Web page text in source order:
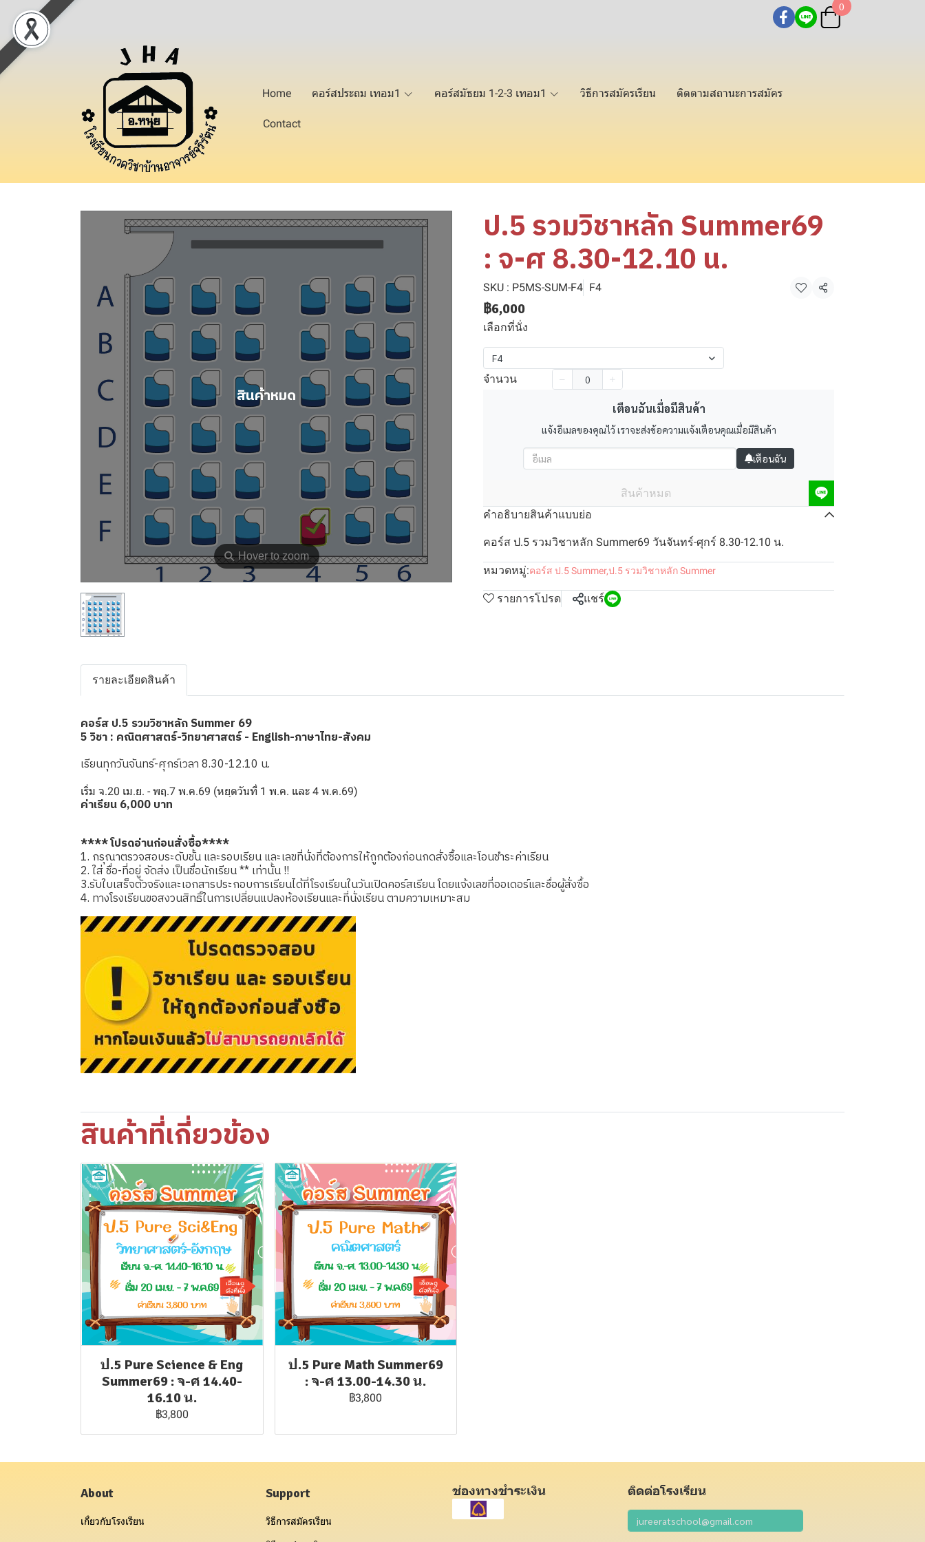
0
Home คอร์สประถม เทอม1 คอร์สมัธยม 1-2-3 เทอม1 วิธีการสมัครเรียน ติดตามสถานะการสมัคร
Contact
⚲Hover to zoom
สินค้าหมด
ป.5 รวมวิชาหลัก Summer69
: จ-ศ 8.30-12.10 น.
SKU : P5MS-SUM-F4 F4 แชร์
฿6,000
เลือกที่นั่ง
F4
จำนวน
เตือนฉันเมื่อมีสินค้า
แจ้งอีเมลของคุณไว้ เราจะส่งข้อความแจ้งเตือนคุณเมื่อมีสินค้า
เตือนฉัน
สินค้าหมด
คำอธิบายสินค้าแบบย่อ
คอร์ส ป.5 รวมวิชาหลัก Summer69 วันจันทร์-ศุกร์ 8.30-12.10 น.
หมวดหมู่:คอร์ส ป.5 Summer,ป.5 รวมวิชาหลัก Summer
รายการโปรด แชร์
รายละเอียดสินค้า
คอร์ส ป.5 รวมวิชาหลัก Summer 69
5 วิชา : คณิตศาสตร์-วิทยาศาสตร์ - English-ภาษาไทย-สังคม
เรียนทุกวันจันทร์-ศุกร์เวลา 8.30-12.10 น.
เริ่ม จ.20 เม.ย. - พฤ.7 พ.ค.69 (หยุดวันที่ 1 พ.ค. และ 4 พ.ค.69)
ค่าเรียน 6,000 บาท
**** โปรดอ่านก่อนสั่งซื้อ****
1. กรุณาตรวจสอบระดับชั้น และรอบเรียน และเลขที่นั่งที่ต้องการให้ถูกต้องก่อนกดสั่งซื้อและโอนชำระค่าเรียน
2. ใส่ ชื่อ-ที่อยู่ จัดส่ง เป็นชื่อนักเรียน ** เท่านั้น !!
3.รับใบเสร็จตัวจริงและเอกสารประกอบการเรียนได้ที่โรงเรียนในวันเปิดคอร์สเรียน โดยแจ้งเลขที่ออเดอร์และชื่อผู้สั่งซื้อ
4. ทางโรงเรียนขอสงวนสิทธิ์ในการเปลี่ยนแปลงห้องเรียนและที่นั่งเรียน ตามความเหมาะสม
สินค้าที่เกี่ยวข้อง
ป.5 Pure Science & Eng
Summer69 : จ-ศ 14.40-
16.10 น.
฿3,800
ป.5 Pure Math Summer69
: จ-ศ 13.00-14.30 น.
฿3,800
About
เกี่ยวกับโรงเรียน
Support
วิธีการสมัครเรียน
ช่องทางชำระเงิน ติดต่อโรงเรียน